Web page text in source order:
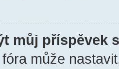
můj příspěvek
může